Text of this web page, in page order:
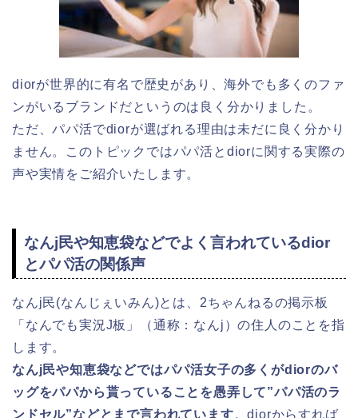
diorが世界的に有名で歴史があり、海外でも多くのファ
ンがいるブランドだというのは良く分かりました。
ただ、パパ活でdiorが選ばれる理由は未だに良く分かり
ません。このトピックではパパ活とdiorに関する実際の
声や実情をご紹介いたします。
なんj民や知恵袋などでよく言われているdior
とパパ活の関係声
なんj民(なんじぇいみん)とは、2ちゃんねるの掲示板
「なんでも実況J板」（通称：なんj）の住人のことを指
します。
なんj民や知恵袋などではパパ活女子の多くがdiorのバ
ッグをパパから貰っていることを愚弄して”パパ活のラ
ンドセル”などとまで言われています。diorからすれば